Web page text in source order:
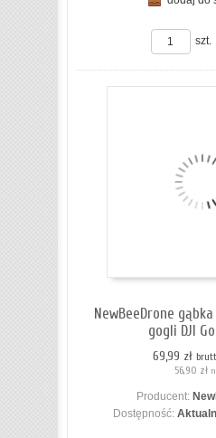
szt.
NewBeeDrone
gogli DJI
69,99 zł
56,90 zł
Producent:
Dostępność: